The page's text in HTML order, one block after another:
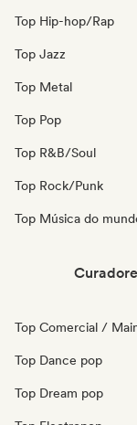
Top Hip-hop/Rap
Top Jazz
Top Metal
Top Pop
Top R&B/Soul
Top Rock/Punk
Top Música do
Top Comercial /
Top Dance pop
Top Dream pop